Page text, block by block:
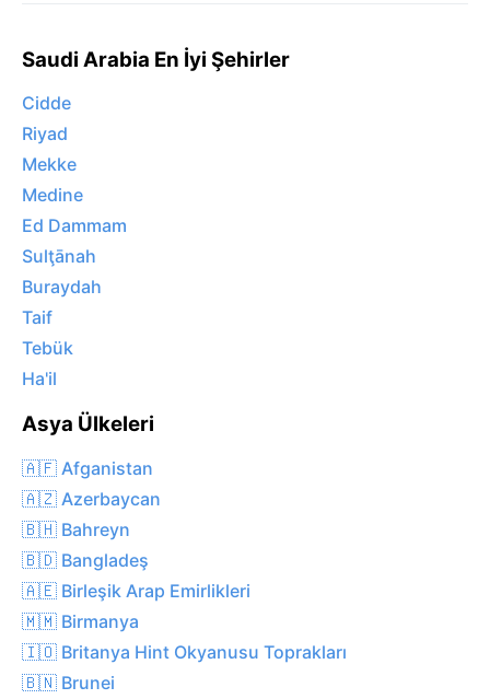
Saudi Arabia En İyi Şehirler
Cidde
Riyad
Mekke
Medine
Ed Dammam
Sulţānah
Buraydah
Taif
Tebük
Ha'il
Asya Ülkeleri
🇦🇫 Afganistan
🇦🇿 Azerbaycan
🇧🇭 Bahreyn
🇧🇩 Bangladeş
🇦🇪 Birleşik Arap Emirlikleri
🇲🇲 Birmanya
🇮🇴 Britanya Hint Okyanusu Toprakları
🇧🇳 Brunei